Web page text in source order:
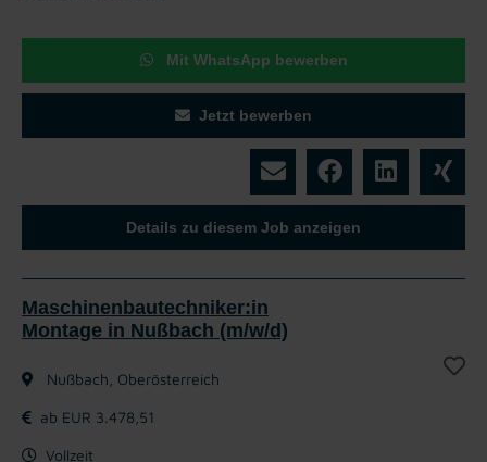
Mit WhatsApp bewerben
Jetzt bewerben
Details zu diesem Job anzeigen
Maschinenbautechniker:in
Montage in Nußbach (m/w/d)
Nußbach, Oberösterreich
ab EUR 3.478,51
Vollzeit